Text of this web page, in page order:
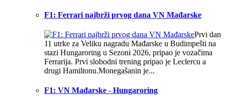
F1: Ferrari najbrži prvog dana VN Mađarske
Prvi dan
11 utrke za Veliku nagradu Mađarske u Budimpešti na
stazi Hungaroring u Sezoni 2026, pripao je vozačima
Ferrarija. Prvi slobodni trening pripao je Leclercu a
drugi Hamiltonu.Monegašanin je...
F1: VN Mađarske - Hungaroring